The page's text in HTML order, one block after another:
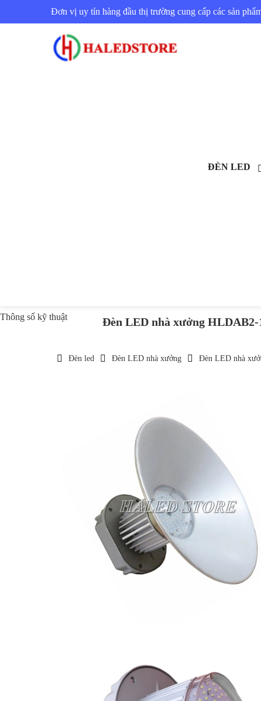
Đơn vị uy tín hàng đầu thị trường cung cấp các sản
ĐÈN LED
Thông số kỹ thuật Đèn LED nhà xưởng HLDAB2-
Đèn led Đèn LED nhà xưởng Đèn LED nhà